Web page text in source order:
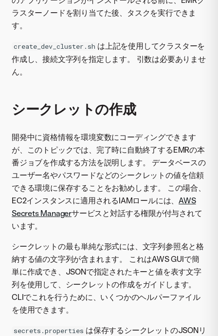
ラスターノードを割り当てた後、タスクを実行できま
す。
create_dev_cluster.sh は上記を使用してクラスターを
作成し、接続文字列を指定します。 引数は必要ありませ
ん。
シークレットの作成
開発中に資格情報を環境変数にコーディングできます
が、このトピックでは、完了時に自動終了するEMRの本
番ジョブを作成する方法を説明します。 データベースの
ユーザー名やパスワードなどのシークレットの値を信頼
できる環境に保存することをお勧めします。 この場合、
EC2インスタンスに適用されるIAMロールには、AWS
Secrets Managerサービスと対話する権限が付与されて
います。
シークレットの最も単純な形式には、文字列参照名と格
納する値の文字列が含まれます。 これはAWS GUIで簡
単に作成でき、JSONで指定されたキーと値を表す文字
列を使用して、シークレットの作成をガイドします。
CLIでこれを行うために、いくつかのヘルパーファイル
を使用できます。
secrets.properties は保存するシークレットのJSONリ